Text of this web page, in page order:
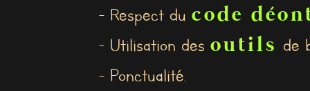
- Respect du code
- Utilisation des outils de
- Ponctualité.